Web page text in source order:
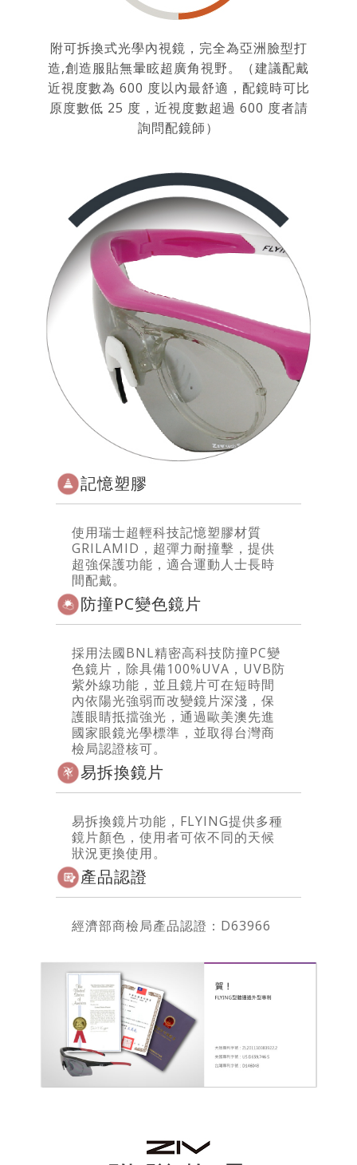
附可拆換式光學內視鏡，完全為亞洲臉型打
造,創造服貼無暈眩超廣角視野。（建議配戴
近視度數為 600 度以內最舒適，配鏡時可比
原度數低 25 度，近視度數超過 600 度者請
詢問配鏡師）
記憶塑膠
使用瑞士超輕科技記憶塑膠材質
GRILAMID，超彈力耐撞擊，提供
超強保護功能，適合運動人士長時
間配戴。
防撞PC變色鏡片
採用法國BNL精密高科技防撞PC變
色鏡片，除具備100%UVA，UVB防
紫外線功能，並且鏡片可在短時間
內依陽光強弱而改變鏡片深淺，保
護眼睛抵擋強光，通過歐美澳先進
國家眼鏡光學標準，並取得台灣商
檢局認證核可。
易拆換鏡片
易拆換鏡片功能，FLYING提供多種
鏡片顏色，使用者可依不同的天候
狀況更換使用。
產品認證
經濟部商檢局產品認證：D63966